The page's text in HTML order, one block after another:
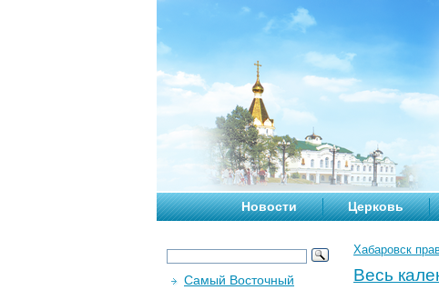
Новости Церковь
Хабаровск
Весь
Самый Восточный